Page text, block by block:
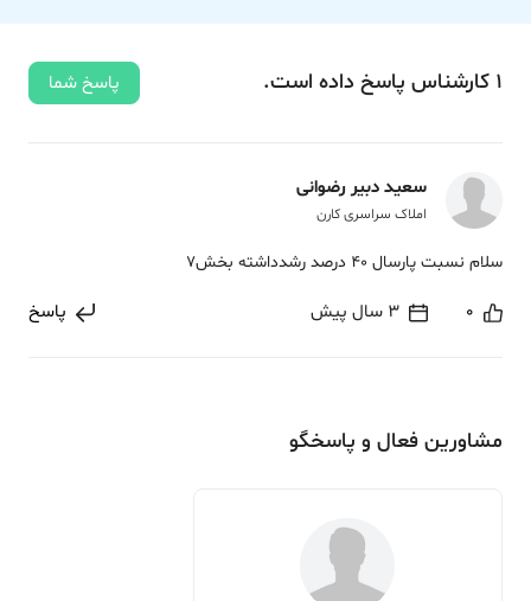
1 کارشناس پاسخ داده‌ است. پاسخ شما
سعید دبیر رضوانی
املاک سراسری کارن
سلام نسبت پارسال 40 درصد رشدداشته بخش7
0 3 سال پیش پاسخ
مشاورین فعال و پاسخگو